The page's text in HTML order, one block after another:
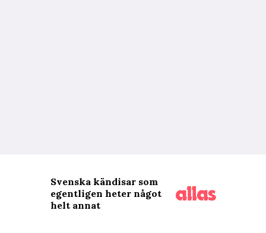
Svenska kändisar som
egentligen heter något
helt annat